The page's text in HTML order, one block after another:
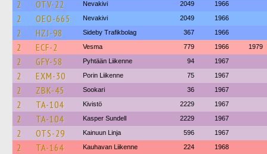
2 OTV-22 Nevakivi 2049 1966
2 OEO-665 Nevakivi 2049 1966
2 HZJ-98 Sideby Trafikbolag 367 1966
2 ECF-2 Vesma 779 1966 1979
2 GFY-58 Pyhtään Liikenne 94 1967
2 EXM-30 Porin Liikenne 75 1967
2 ZBK-45 Sookari 36 1967
2 TA-104 Kivistö 2229 1967
2 TA-104 Kasper Sundell 2229 1967
2 OTS-29 Kainuun Linja 596 1967
2 TA-164 Kauhavan Liikenne 224 1968